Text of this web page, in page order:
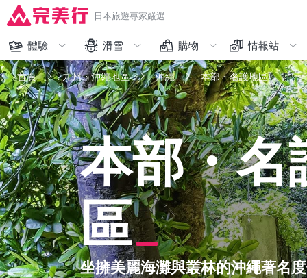
日本旅遊專家嚴選
體驗
完美行限定
和服體驗
主題樂園
美食
交通工具
看更多
滑雪
藏王
越後湯澤、苗場
志賀、野澤溫泉、輕井澤
六甲山、峰山高原
北海道
看更多
購物
人氣排行
限時促銷
品牌一覽
精選日本人氣免稅商品
看更多
情報站
購物
交通
體驗
美食
看更多
首頁 九州・沖繩地區 沖繩 本部・名護地區
本部・名
區
坐擁美麗海灘與叢林的沖繩著名